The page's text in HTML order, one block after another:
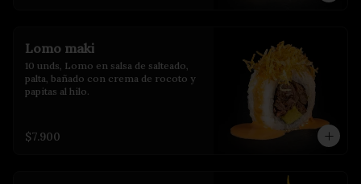
Lomo maki
10 unds, Lomo en salsa de salteado,
palta, bañado con crema de rocoto y
papitas al hilo.
$7.900